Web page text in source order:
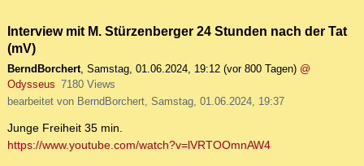
Interview mit M. Stürzenberger 24 Stunden nach der Tat
(mV)
BerndBorchert, Samstag, 01.06.2024, 19:12 (vor 800 Tagen) @
Odysseus 7180 Views
bearbeitet von BerndBorchert, Samstag, 01.06.2024, 19:37
Junge Freiheit 35 min.
https://www.youtube.com/watch?v=lVRTOOmnAW4